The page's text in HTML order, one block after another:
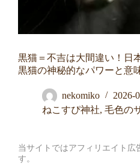
黒猫＝不吉は大間違い！日
黒猫の神秘的なパワーと意
nekomiko
2026-
ねこすぴ神社, 毛色の
当サイトではアフィリエイト広
す。